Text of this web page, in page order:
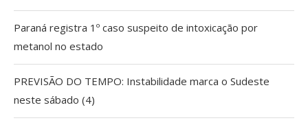
Paraná registra 1º caso suspeito de intoxicação por
metanol no estado
PREVISÃO DO TEMPO: Instabilidade marca o Sudeste
neste sábado (4)